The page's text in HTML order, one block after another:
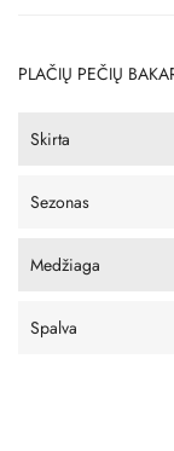
PLAČIŲ PEČIŲ
Skirta
Sezonas
Medžiaga
Spalva